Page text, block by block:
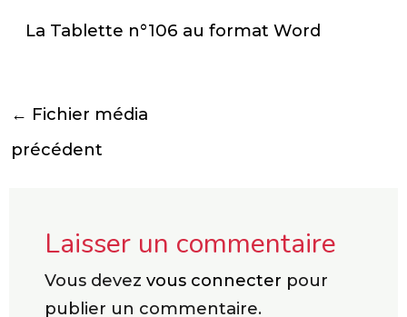
La Tablette n°106 au format Word
← Fichier média
précédent
Laisser un commentaire
Vous devez vous connecter pour
publier un commentaire.